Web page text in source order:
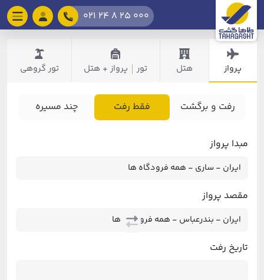
021 24 8 25 000
پرواز هتل تور پرواز + هتل تور گروهی
رفت و برگشت فقط رفت چند مسیره
مبدا پرواز
مقصد پرواز
تاریخ رفت